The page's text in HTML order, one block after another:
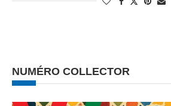
NUMÉRO COLLECTOR